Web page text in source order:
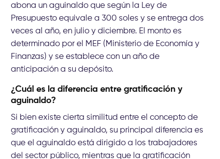
abona un aguinaldo que según la Ley de
Presupuesto equivale a 300 soles y se entrega dos
veces al año, en julio y diciembre. El monto es
determinado por el MEF (Ministerio de Economía y
Finanzas) y se establece con un año de
anticipación a su depósito.
¿Cuál es la diferencia entre gratificación y
aguinaldo?
Si bien existe cierta similitud entre el concepto de
gratificación y aguinaldo, su principal diferencia es
que el aguinaldo está dirigido a los trabajadores
del sector público, mientras que la gratificación